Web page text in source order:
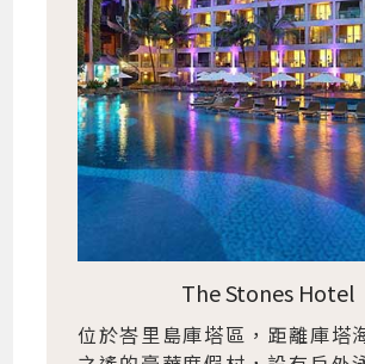
The Stones Hotel
位於峇里島庫塔區，距離庫塔